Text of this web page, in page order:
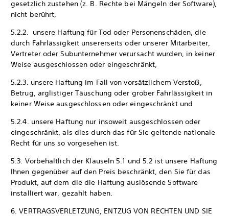
gesetzlich zustehen (z. B. Rechte bei Mängeln der Software),
nicht berührt,
5.2.2. unsere Haftung für Tod oder Personenschäden, die
durch Fahrlässigkeit unsererseits oder unserer Mitarbeiter,
Vertreter oder Subunternehmer verursacht wurden, in keiner
Weise ausgeschlossen oder eingeschränkt,
5.2.3. unsere Haftung im Fall von vorsätzlichem Verstoß,
Betrug, arglistiger Täuschung oder grober Fahrlässigkeit in
keiner Weise ausgeschlossen oder eingeschränkt und
5.2.4. unsere Haftung nur insoweit ausgeschlossen oder
eingeschränkt, als dies durch das für Sie geltende nationale
Recht für uns so vorgesehen ist.
5.3. Vorbehaltlich der Klauseln 5.1 und 5.2 ist unsere Haftung
Ihnen gegenüber auf den Preis beschränkt, den Sie für das
Produkt, auf dem die die Haftung auslösende Software
installiert war, gezahlt haben.
6. VERTRAGSVERLETZUNG, ENTZUG VON RECHTEN UND SIE